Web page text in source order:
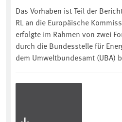
Das Vorhaben ist Teil der
RL an die Europäische
erfolgte im Rahmen von zwei
durch die Bundesstelle für
dem Umweltbundesamt (UBA)